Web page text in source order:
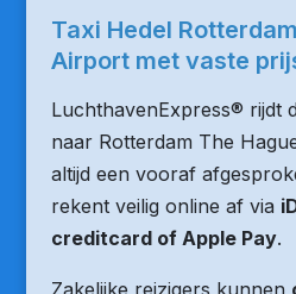
Taxi Hedel
Airport met vaste
LuchthavenExpress® rijdt
naar Rotterdam The
altijd een vooraf
rekent veilig online af via
creditcard of Apple Pay.
Zakelijke reizigers kunnen